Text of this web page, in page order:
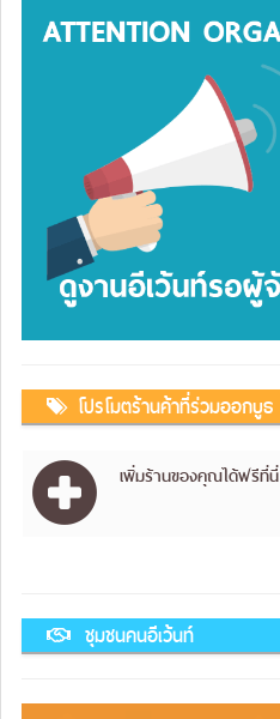
โปรโมตร้านค้าที่ร่วมออกบูธ
เพิ่มร้านของคุณได้ฟรีที่นี่
ชุมชนคนอีเว้นท์